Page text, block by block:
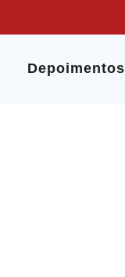
Depoimentos